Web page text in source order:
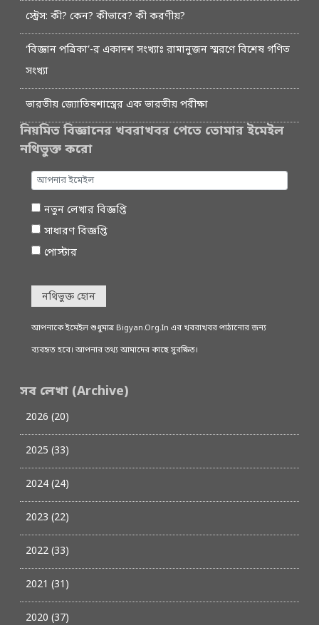
স্ট্রেস: কী? কেন? কীভাবে? কী করণীয়?
‘বিজ্ঞান পত্রিকা’-র একাদশ সংখ্যাঃ রামানুজন স্মরণে বিশেষ গণিত
সংখ্যা
ভারতীয় জ্যোতিষশাস্ত্রের এক ভারতীয় পরীক্ষা
নিয়মিত বিজ্ঞানের খবরাখবর পেতে তোমার ইমেইল
নথিভুক্ত করো
নতুন লেখার বিজ্ঞপ্তি
সাধারণ বিজ্ঞপ্তি
পোস্টার
নথিভুক্ত হোন
আপনাকে ইমেইল শুধুমাত্র Bigyan.Org.In এর খবরাখবর পাঠানোর জন্য
ব্যবহৃত হবে। আপনার তথ্য আমাদের কাছে সুরক্ষিত।
সব লেখা (Archive)
2026 (20)
2025 (33)
2024 (24)
2023 (22)
2022 (33)
2021 (31)
2020 (37)